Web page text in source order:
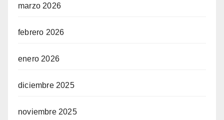
marzo 2026
febrero 2026
enero 2026
diciembre 2025
noviembre 2025